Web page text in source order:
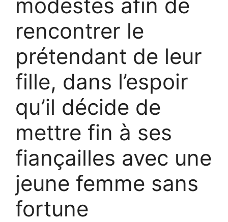
rencontrer le
prétendant de leur
fille, dans l’espoir
qu’il décide de
mettre fin à ses
fiançailles avec une
jeune femme sans
fortune